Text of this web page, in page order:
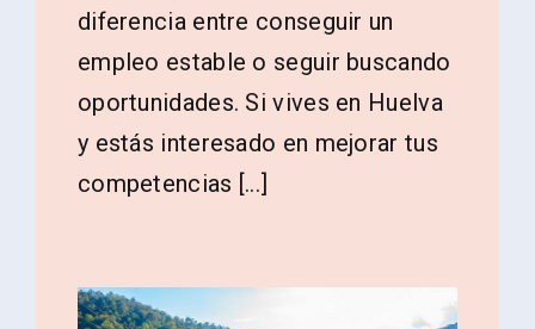
diferencia entre conseguir un
empleo estable o seguir buscando
oportunidades. Si vives en Huelva
y estás interesado en mejorar tus
competencias [...]